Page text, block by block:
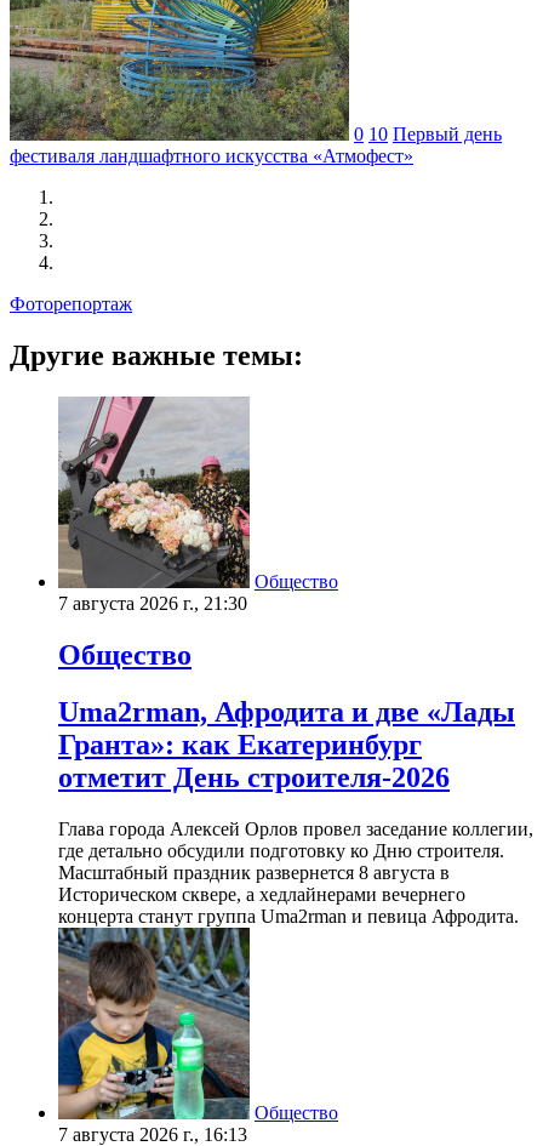
0 10 Первый день
фестиваля ландшафтного искусства «Атмофест»
Фоторепортаж
Другие важные темы:
Общество
7 августа 2026 г., 21:30
Общество
Uma2rman, Афродита и две «Лады
Гранта»: как Екатеринбург
отметит День строителя-2026
Глава города Алексей Орлов провел заседание коллегии,
где детально обсудили подготовку ко Дню строителя.
Масштабный праздник развернется 8 августа в
Историческом сквере, а хедлайнерами вечернего
концерта станут группа Uma2rman и певица Афродита.
Общество
7 августа 2026 г., 16:13